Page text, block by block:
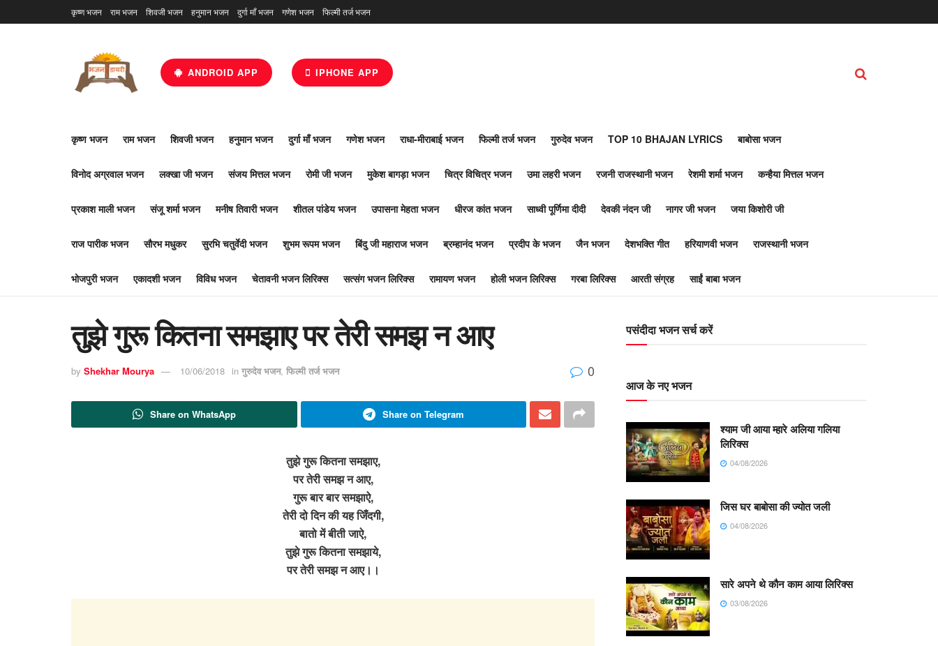
कृष्ण भजन राम भजन शिवजी भजन हनुमान भजन दुर्गा माँ भजन गणेश भजन फिल्मी तर्ज भजन
ANDROID APP IPHONE APP
कृष्ण भजन राम भजन शिवजी भजन हनुमान भजन दुर्गा माँ भजन गणेश भजन राधा-मीराबाई भजन फिल्मी तर्ज भजन गुरुदेव भजन TOP 10 BHAJAN LYRICS बाबोसा भजन
विनोद अग्रवाल भजन लक्खा जी भजन संजय मित्तल भजन रोमी जी भजन मुकेश बागड़ा भजन चित्र विचित्र भजन उमा लहरी भजन रजनी राजस्थानी भजन रेशमी शर्मा भजन कन्हैया मित्तल भजन
प्रकाश माली भजन संजू शर्मा भजन मनीष तिवारी भजन शीतल पांडेय भजन उपासना मेहता भजन धीरज कांत भजन साध्वी पूर्णिमा दीदी देवकी नंदन जी नागर जी भजन जया किशोरी जी
राज पारीक भजन सौरभ मधुकर सुरभि चतुर्वेदी भजन शुभम रूपम भजन बिंदु जी महाराज भजन ब्रम्हानंद भजन प्रदीप के भजन जैन भजन देशभक्ति गीत हरियाणवी भजन राजस्थानी भजन
भोजपुरी भजन एकादशी भजन विविध भजन चेतावनी भजन लिरिक्स सत्संग भजन लिरिक्स रामायण भजन होली भजन लिरिक्स गरबा लिरिक्स आरती संग्रह साईं बाबा भजन
तुझे गुरू कितना समझाए पर तेरी समझ न आए
by Shekhar Mourya 10/06/2018 in गुरुदेव भजन, फिल्मी तर्ज भजन 0
Share on WhatsApp Share on Telegram
तुझे गुरू कितना समझाए,
पर तेरी समझ न आए,
गुरू बार बार समझाऐ,
तेरी दो दिन की यह जिँदगी,
बातो में बीती जाऐ,
तुझे गुरू कितना समझाये,
पर तेरी समझ न आए।।
पसंदीदा भजन सर्च करें
आज के नए भजन
श्याम जी आया म्हारे अलिया गलिया
लिरिक्स
04/08/2026
जिस घर बाबोसा की ज्योत जली
04/08/2026
सारे अपने थे कौन काम आया लिरिक्स
03/08/2026